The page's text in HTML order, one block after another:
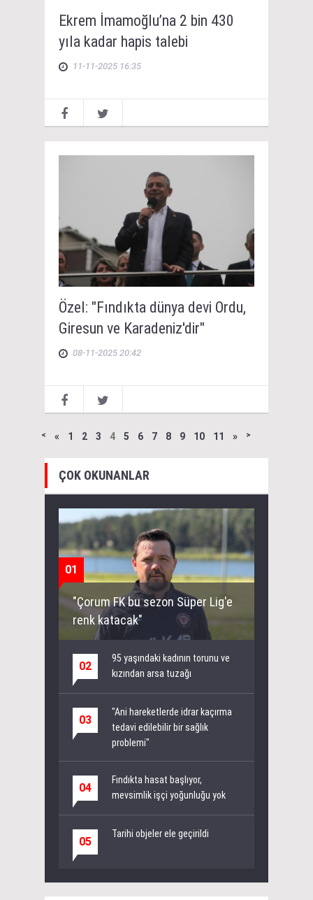
Ekrem İmamoğlu’na 2 bin 430
yıla kadar hapis talebi
11-11-2025 16:35
Özel: "Fındıkta dünya devi Ordu,
Giresun ve Karadeniz'dir"
08-11-2025 20:42
˂ « 1 2 3 4 5 6 7 8 9 10 11 » ˃
ÇOK OKUNANLAR
01
"Çorum FK bu sezon Süper Lig'e
renk katacak"
02
95 yaşındaki kadının torunu ve
kızından arsa tuzağı
03
"Ani hareketlerde idrar kaçırma
tedavi edilebilir bir sağlık
problemi"
04
Fındıkta hasat başlıyor,
mevsimlik işçi yoğunluğu yok
05
Tarihi objeler ele geçirildi